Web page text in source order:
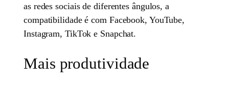
as redes sociais de diferentes ângulos, a
compatibilidade é com Facebook, YouTube,
Instagram, TikTok e Snapchat.
Mais produtividade